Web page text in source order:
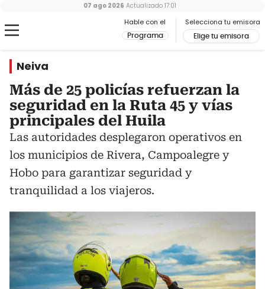
Hable con el
Programa
Selecciona tu emisora
Elige tu emisora
07 ago 2026 Actualizado 17:01
Neiva
Más de 25 policías refuerzan la
seguridad en la Ruta 45 y vías
principales del Huila
Las autoridades desplegaron operativos en
los municipios de Rivera, Campoalegre y
Hobo para garantizar seguridad y
tranquilidad a los viajeros.